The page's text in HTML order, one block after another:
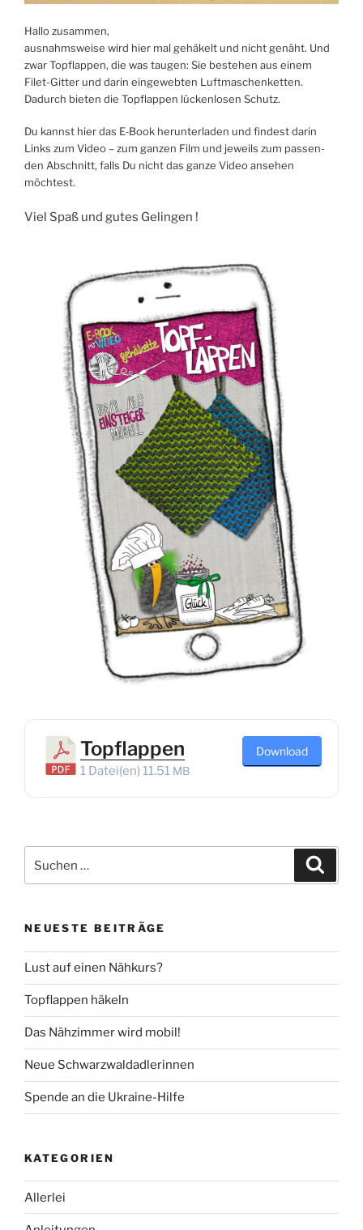
Hal­lo zusam­men,
aus­nahms­wei­se wird hier mal gehä­kelt und nicht genäht. Und
zwar Topf­lap­pen, die was tau­gen: Sie bestehen aus einem
Filet-Git­ter und dar­in ein­ge­web­ten Luft­ma­schen­ket­ten.
Dadurch bie­ten die Topf­lap­pen lücken­lo­sen Schutz.
Du kannst hier das E‑Book her­un­ter­la­den und fin­dest dar­in
Links zum Video – zum gan­zen Film und jeweils zum pas­sen­
den Abschnitt, falls Du nicht das gan­ze Video anse­hen
möchtest.
Viel Spaß und gutes Gelingen !
Topflappen
1 Datei(en)11.51 MB
Down­load
nach:
NEUESTE BEITRÄGE
Lust auf einen Nähkurs?
Topflappen häkeln
Das Nähzimmer wird mobil!
Neue Schwarzwaldadlerinnen
Spende an die Ukraine-Hilfe
KATEGORIEN
Allerlei